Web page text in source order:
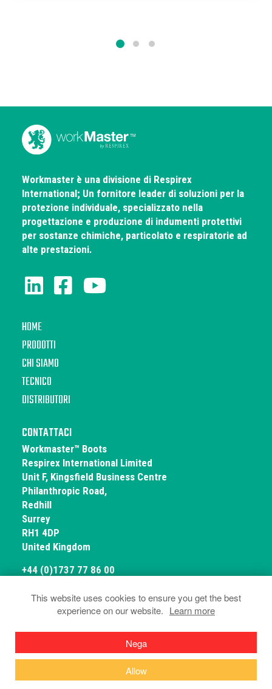
This website uses cookies to ensure you get the best
experience on our website. Learn more
Nega
Allow
Workmaster è una divisione di Respirex
International; Un fornitore leader di soluzioni per la
protezione individuale, specializzato nella
progettazione e produzione di indumenti protettivi
per sostanze chimiche, particolato e respiratorie ad
alte prestazioni.
HOME
PRODOTTI
CHI SIAMO
TECNICO
DISTRIBUTORI
CONTATTACI
Workmaster™ Boots
Respirex International Limited
Unit F, Kingsfield Business Centre
Philanthropic Road,
Redhill
Surrey
RH1 4DP
United Kingdom
+44 (0)1737 77 86 00
Termini e condizioni
Dichiarazioni di conformità